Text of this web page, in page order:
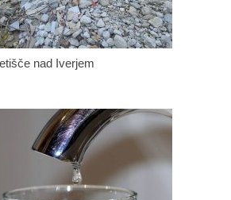
nad Iverjem